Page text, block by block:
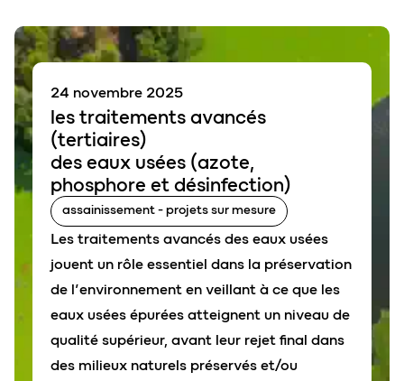
les traitements avancés
(tertiaires)
des eaux usées (azote,
phosphore et désinfection)
24 novembre 2025
assainissement - projets sur mesure
Les traitements avancés des eaux usées
jouent un rôle essentiel dans la préservation
de l’environnement en veillant à ce que les
eaux usées épurées atteignent un niveau de
qualité supérieur, avant leur rejet final dans
des milieux naturels préservés et/ou